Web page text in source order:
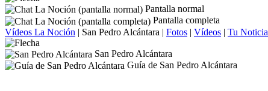
Pantalla normal
Pantalla completa
Vídeos La Noción | San Pedro Alcántara | Fotos | Vídeos | Tu Noticia
San Pedro Alcántara
Guía de San Pedro Alcántara